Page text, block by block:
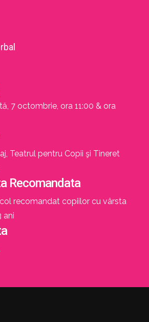
7 octombrie, ora 11:00 & ora
Teatrul pentru Copii şi Tineret
Recomandata
recomandat copiilor cu vârsta
ani